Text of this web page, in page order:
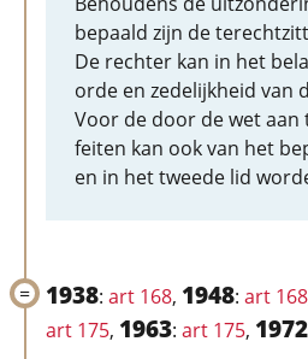
bepaald zijn de
De rechter kan in het
orde en zedelijkheid van
Voor de door de wet aan
feiten kan ook van het
en in het tweede lid
1938: art 168, 1948: art 168
art 175, 1963: art 175, 1972